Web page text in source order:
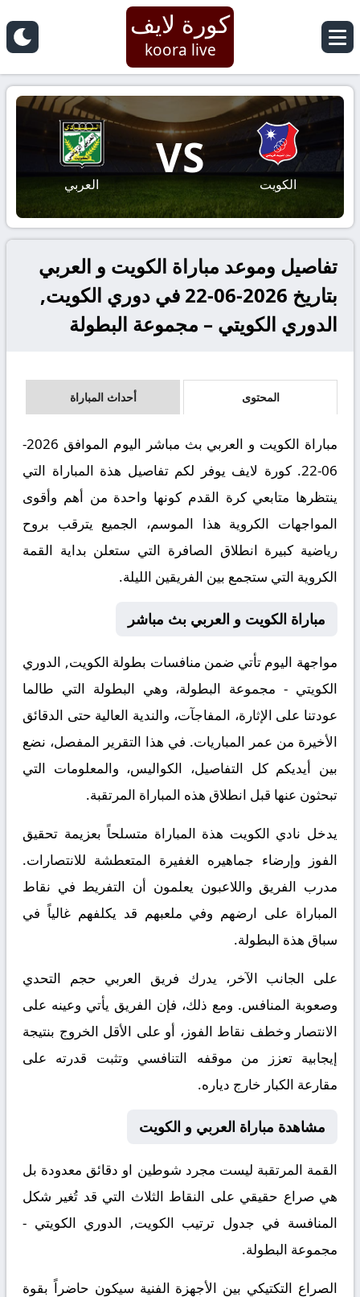
كورة لايف
koora live
الكويت
VS
العربي
تفاصيل وموعد مباراة الكويت و العربي
بتاريخ 2026-06-22 في دوري الكويت,
الدوري الكويتي – مجموعة البطولة
المحتوى أحداث المباراة
مباراة الكويت و العربي بث مباشر اليوم الموافق 2026-
06-22. كورة لايف يوفر لكم تفاصيل هذة المباراة التي
ينتظرها متابعي كرة القدم كونها واحدة من أهم وأقوى
المواجهات الكروية هذا الموسم، الجميع يترقب بروح
رياضية كبيرة انطلاق الصافرة التي ستعلن بداية القمة
الكروية التي ستجمع بين الفريقين الليلة.
مباراة الكويت و العربي بث مباشر
مواجهة اليوم تأتي ضمن منافسات بطولة الكويت, الدوري
الكويتي - مجموعة البطولة، وهي البطولة التي طالما
عودتنا على الإثارة، المفاجآت، والندية العالية حتى الدقائق
الأخيرة من عمر المباريات. في هذا التقرير المفصل، نضع
بين أيديكم كل التفاصيل، الكواليس، والمعلومات التي
تبحثون عنها قبل انطلاق هذه المباراة المرتقبة.
يدخل نادي الكويت هذة المباراة متسلحاً بعزيمة تحقيق
الفوز وإرضاء جماهيره الغفيرة المتعطشة للانتصارات.
مدرب الفريق واللاعبون يعلمون أن التفريط في نقاط
المباراة على ارضهم وفي ملعبهم قد يكلفهم غالياً في
سباق هذة البطولة.
على الجانب الآخر، يدرك فريق العربي حجم التحدي
وصعوبة المنافس. ومع ذلك، فإن الفريق يأتي وعينه على
الانتصار وخطف نقاط الفوز، أو على الأقل الخروج بنتيجة
إيجابية تعزز من موقفه التنافسي وتثبت قدرته على
مقارعة الكبار خارج دياره.
مشاهدة مباراة العربي و الكويت
القمة المرتقبة ليست مجرد شوطين او دقائق معدودة بل
هي صراع حقيقي على النقاط الثلاث التي قد تُغير شكل
المنافسة في جدول ترتيب الكويت, الدوري الكويتي -
مجموعة البطولة.
الصراع التكتيكي بين الأجهزة الفنية سيكون حاضراً بقوة